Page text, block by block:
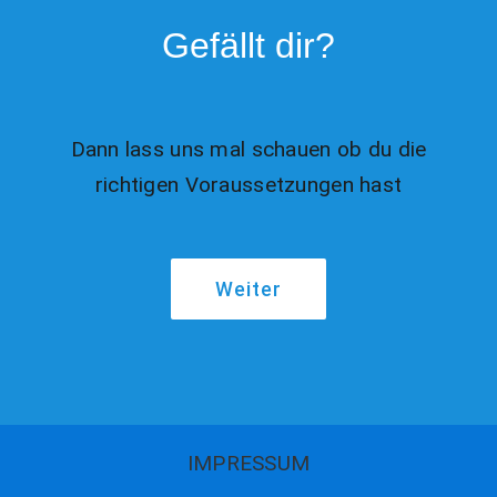
Gefällt dir?
Dann lass uns mal schauen ob du die
richtigen Voraussetzungen hast
Weiter
IMPRESSUM